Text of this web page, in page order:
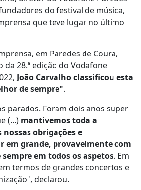
do festival de música,
que teve lugar no último
em Paredes de Coura,
da 28.ª edição do Vodafone
João Carvalho classificou esta
de sempre".
parados. Foram dois anos super
(...) mantivemos toda a
obrigações e
em grande, provavelmente com
em todos os aspetos. Em
termos de grandes concertos e
declarou.